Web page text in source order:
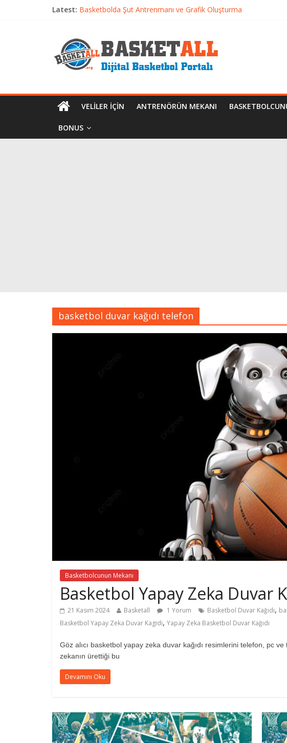
Latest: Basketbolda Şut Antrenmanı ve Grafik Oluşturma
Etkili Basketbol Antrenmanı Nasıl Olmalı
Basketbolcu Beslenmesi: Performansı Artıran Bilimsel
VELILER İÇIN ANTRENÖRÜN MEKANI
BONUS
basketbol duvar kağıdı telefon
Basketbolcunun Mekanı
Basketbol Yapay Zeka Duvar
21 Kasım 2024 Basketall 1 Yorum Basketbol Duvar Kağıdı,
Basketbol Yapay Zeka Duvar Kagidi, Yapay Zeka Basketbol Duvar Kağıdı
Göz alıcı basketbol yapay zeka duvar kağıdı resimlerini telefon, pc
zekanın ürettiği bu
Devamını Oku